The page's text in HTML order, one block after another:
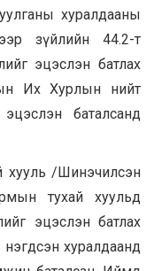
хуралдааны
зүйлийн 44.2-т
эцэслэн батлах
Их Хурлын нийт
баталсанд
хууль /Шинэчилсэн
тухай хуульд
эцэслэн батлах
нэгдсэн хуралдаанд